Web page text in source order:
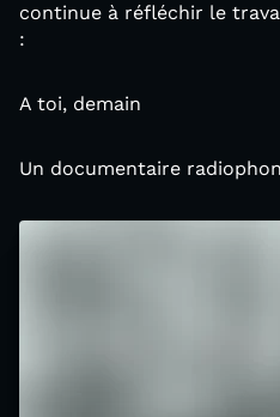
continue à réfléchir le
:
A toi, demain
Un documentaire